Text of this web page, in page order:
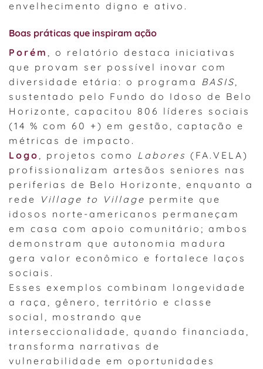
envelhecimento digno e ativo.
Boas práticas que inspiram ação
Porém , o relatório destaca iniciativas
que provam ser possível inovar com
diversidade etária: o programa BASIS,
sustentado pelo Fundo do Idoso de Belo
Horizonte, capacitou 806 líderes sociais
(14 % com 60 +) em gestão, captação e
métricas de impacto.
Logo, projetos como Labores (FA.VELA)
profissionalizam artesãos seniores nas
periferias de Belo Horizonte, enquanto a
rede
Village to Village permite que
idosos norte-americanos permaneçam
em casa com apoio comunitário; ambos
demonstram que autonomia madura
gera valor econômico e fortalece laços
sociais.
Esses exemplos combinam longevidade
a raça, gênero, território e classe
social, mostrando que
interseccionalidade, quando financiada,
transforma narrativas de
vulnerabilidade em oportunidades